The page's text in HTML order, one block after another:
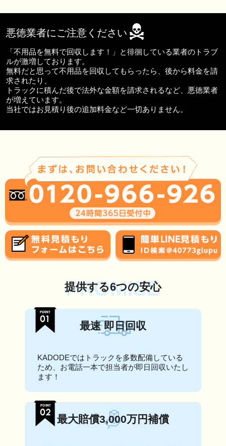
悪徳業者にご注意ください
「不用品を無料で回収します！」と徘徊している業者のトラブ
ルが激増しております。
無料だと思って不用品を回収してもらったら、後から料金を請
求されたり、
トラックに積んだ後で法外な金額を請求されるなど、悪徳業者
が増えています。
当社ではお見積り後の追加料金など一切ありません。
PROMISE
提供する6つの安心
最速 即日回収
KADODEではトラックを多数配備している
ため、お電話一本で担当者が即日回収いたし
ます！
最大賠償3,000万円補償